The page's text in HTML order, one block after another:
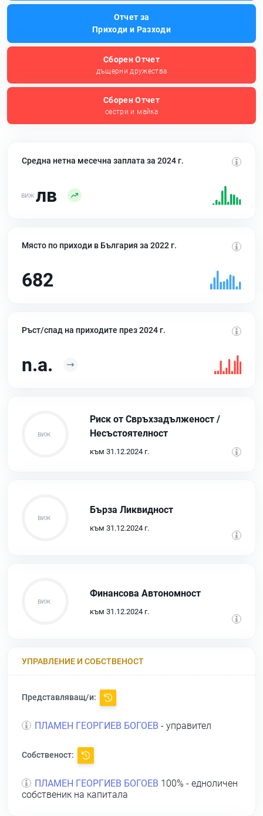
Отчет за
Приходи и Разходи
Сборен Отчет
дъщерни дружества
Сборен Отчет
сестри и майка
Средна нетна месечна заплата за 2024 г.
лв
Място по приходи в България за 2022 г.
682
Ръст/спад на приходите през 2024 г.
n.a.
Риск от Свръхзадълженост /
Несъстоятелност
към 31.12.2024 г.
Бърза Ликвидност
към 31.12.2024 г.
Финансова Автономност
към 31.12.2024 г.
УПРАВЛЕНИЕ И СОБСТВЕНОСТ
Представляващ/и:
ПЛАМЕН ГЕОРГИЕВ БОГОЕВ - управител
Собственост:
ПЛАМЕН ГЕОРГИЕВ БОГОЕВ 100% - едноличен
собственик на капитала